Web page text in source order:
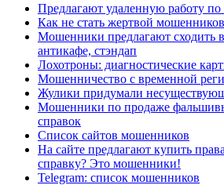
Предлагают удаленную работу по
Как не стать жертвой мошенников
Мошенники предлагают сходить
антикафе, стэндап
Лохотроны: диагностические
Мошенничество с временной
Жулики придумали
Мошенники по продаже
справок
Список сайтов мошенников
На сайте предлагают купить
справку? Это мошенники!
Telegram: список мошенников